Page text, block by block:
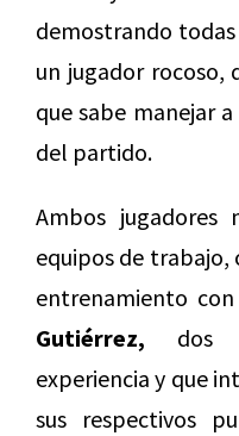
demostrando todas
un jugador
que sabe manejar
del partido.
Ambos jugadores
equipos de trabajo,
entrenamiento con
Gutiérrez, dos
experiencia y que
sus respectivos